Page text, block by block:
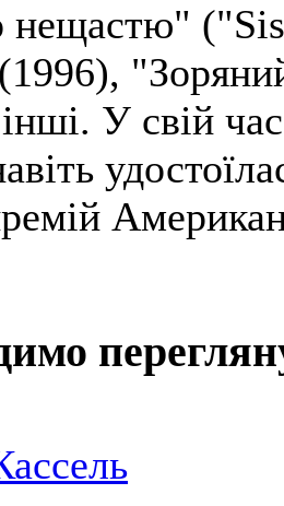
нещастю"
(1996),
У свій